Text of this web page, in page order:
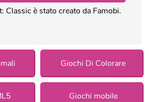
Classic è stato creato da Famobi.
Giochi Di Colorare
Giochi mobile